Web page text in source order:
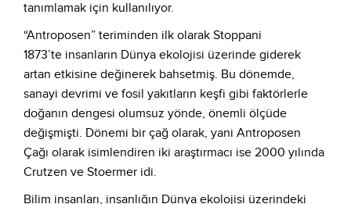
tanımlamak için kullanılıyor.
“Antroposen” teriminden ilk olarak Stoppani
1873’te insanların Dünya ekolojisi üzerinde giderek
artan etkisine değinerek bahsetmiş. Bu dönemde,
sanayi devrimi ve fosil yakıtların keşfi gibi faktörlerle
doğanın dengesi olumsuz yönde, önemli ölçüde
değişmişti. Dönemi bir çağ olarak, yani Antroposen
Çağı olarak isimlendiren iki araştırmacı ise 2000 yılında
Crutzen ve Stoermer idi.
Bilim insanları, insanlığın Dünya ekolojisi üzerindeki